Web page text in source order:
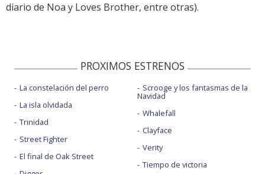
diario de Noa y Loves Brother, entre otras).
PROXIMOS ESTRENOS
La constelación del perro
La isla olvidada
Trinidad
Street Fighter
El final de Oak Street
Scrooge y los fantasmas de la
Navidad
Whalefall
Clayface
Verity
Tiempo de victoria